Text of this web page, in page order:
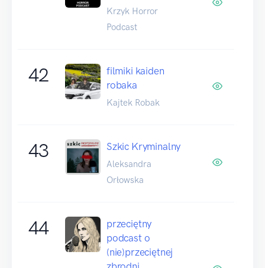
Krzyk Horror
Podcast
42
filmiki kaiden
robaka
Kajtek Robak
43 Szkic Kryminalny
Aleksandra
Orłowska
44
przeciętny
podcast o
(nie)przeciętnej